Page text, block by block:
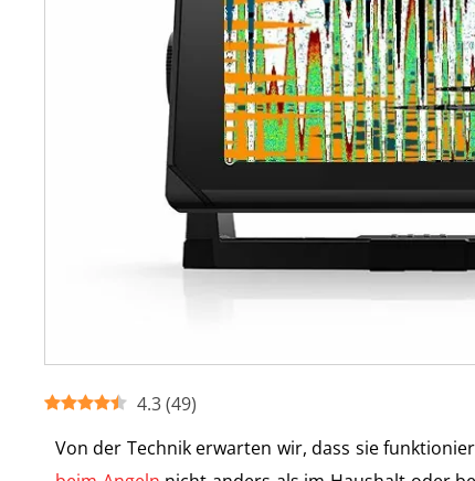
4.3(49)
Von der Technik erwarten wir, dass sie